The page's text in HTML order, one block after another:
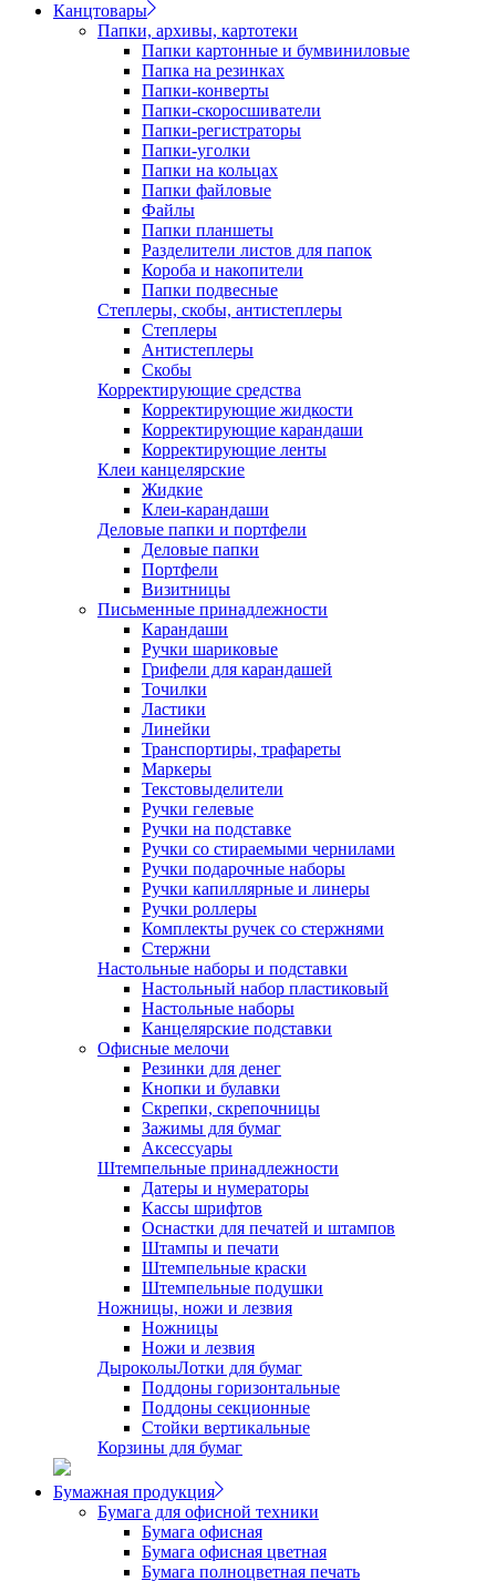
Канцтовары
Папки, архивы, картотеки
Папки картонные и бумвиниловые
Папка на резинках
Папки-конверты
Папки-скоросшиватели
Папки-регистраторы
Папки-уголки
Папки на кольцах
Папки файловые
Файлы
Папки планшеты
Разделители листов для папок
Короба и накопители
Папки подвесные
Степлеры, скобы, антистеплеры
Степлеры
Антистеплеры
Скобы
Корректирующие средства
Корректирующие жидкости
Корректирующие карандаши
Корректирующие ленты
Клеи канцелярские
Жидкие
Клеи-карандаши
Деловые папки и портфели
Деловые папки
Портфели
Визитницы
Письменные принадлежности
Карандаши
Ручки шариковые
Грифели для карандашей
Точилки
Ластики
Линейки
Транспортиры, трафареты
Маркеры
Текстовыделители
Ручки гелевые
Ручки на подставке
Ручки со стираемыми чернилами
Ручки подарочные наборы
Ручки капиллярные и линеры
Ручки роллеры
Комплекты ручек со стержнями
Стержни
Настольные наборы и подставки
Настольный набор пластиковый
Настольные наборы
Канцелярские подставки
Офисные мелочи
Резинки для денег
Кнопки и булавки
Скрепки, скрепочницы
Зажимы для бумаг
Аксессуары
Штемпельные принадлежности
Датеры и нумераторы
Кассы шрифтов
Оснастки для печатей и штампов
Штампы и печати
Штемпельные краски
Штемпельные подушки
Ножницы, ножи и лезвия
Ножницы
Ножи и лезвия
ДыроколыЛотки для бумаг
Поддоны горизонтальные
Поддоны секционные
Стойки вертикальные
Корзины для бумаг
Бумажная продукция
Бумага для офисной техники
Бумага офисная
Бумага офисная цветная
Бумага полноцветная печать